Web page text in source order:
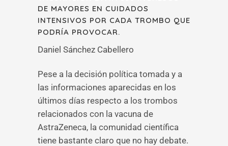
DE MAYORES EN CUIDADOS
INTENSIVOS POR CADA TROMBO QUE
PODRÍA PROVOCAR.
Daniel Sánchez Cabellero
Pese a la decisión política tomada y a
las informaciones aparecidas en los
últimos días respecto a los trombos
relacionados con la vacuna de
AstraZeneca, la comunidad científica
tiene bastante claro que no hay debate.